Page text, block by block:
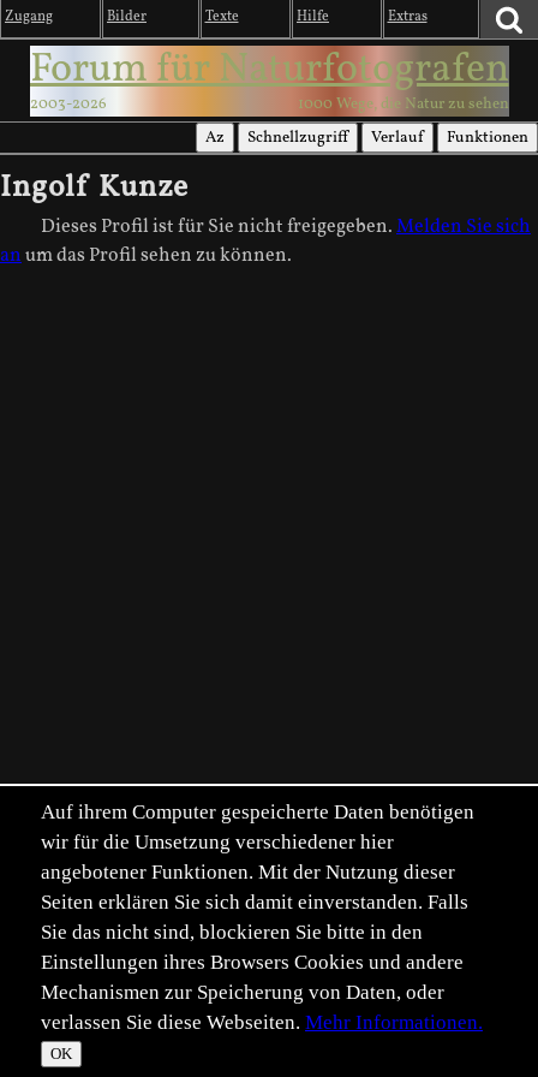
Zugang Bilder Texte Hilfe Extras
Forum für Naturfotografen
2003-2026 1000 Wege, die Natur zu sehen
Az Schnellzugriff Verlauf Funktionen
Ingolf Kunze
Dieses Profil ist für Sie nicht freigegeben.Melden Sie sich
anum das Profil sehen zu können.
Auf ihrem Computer gespeicherte Daten benötigen
wir für die Umsetzung verschiedener hier
angebotener Funktionen. Mit der Nutzung dieser
Seiten erklären Sie sich damit einverstanden. Falls
Sie das nicht sind, blockieren Sie bitte in den
Einstellungen ihres Browsers Cookies und andere
Mechanismen zur Speicherung von Daten, oder
verlassen Sie diese Webseiten. Mehr Informationen.
OK